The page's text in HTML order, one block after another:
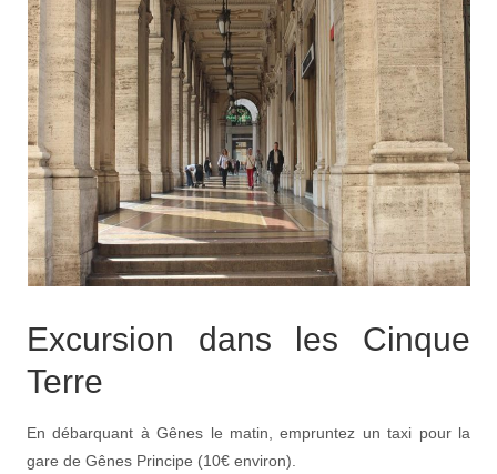
Excursion dans les Cinque
Terre
En débarquant à Gênes le matin, empruntez un taxi pour la
gare de Gênes Principe (10€ environ).